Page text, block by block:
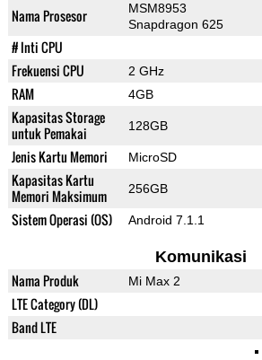
Nama Prosesor
MSM8953
Snapdragon 625
# Inti CPU
Frekuensi CPU 2 GHz
RAM 4GB
Kapasitas Storage
untuk Pemakai
128GB
Jenis Kartu Memori MicroSD
Kapasitas Kartu
Memori Maksimum
256GB
Sistem Operasi (OS) Android 7.1.1
Komunikasi
Nama Produk Mi Max 2
LTE Category (DL)
Band LTE